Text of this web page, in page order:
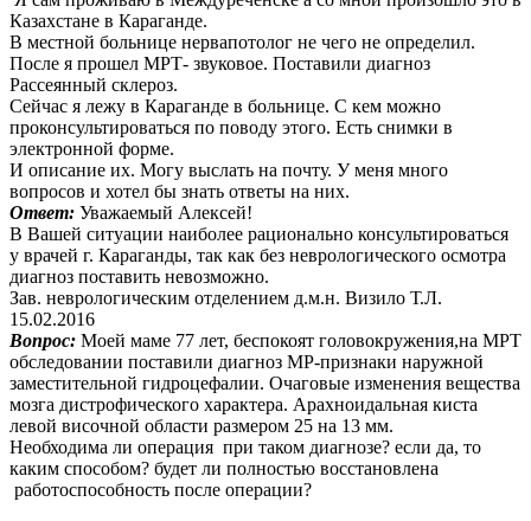
Казахстане в Караганде.
В местной больнице нервапотолог не чего не определил.
После я прошел МРТ- звуковое. Поставили диагноз
Рассеянный склероз.
Сейчас я лежу в Караганде в больнице. С кем можно
проконсультироваться по поводу этого. Есть снимки в
электронной форме.
И описание их. Могу выслать на почту. У меня много
вопросов и хотел бы знать ответы на них.
Ответ: Уважаемый Алексей!
В Вашей ситуации наиболее рационально консультироваться
у врачей г. Караганды, так как без неврологического осмотра
диагноз поставить невозможно.
Зав. неврологическим отделением д.м.н. Визило Т.Л.
15.02.2016
Вопрос: Моей маме 77 лет, беспокоят головокружения,на МРТ
обследовании поставили диагноз МР-признаки наружной
заместительной гидроцефалии. Очаговые изменения вещества
мозга дистрофического характера. Арахноидальная киста
левой височной области размером 25 на 13 мм.
Необходима ли операция при таком диагнозе? если да, то
каким способом? будет ли полностью восстановлена
работоспособность после операции?